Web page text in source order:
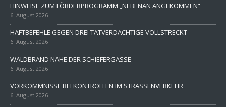
HINWEISE ZUM FÖRDERPROGRAMM „NEBENAN ANGEKOMMEN“
6. August 2026
HAFTBEFEHLE GEGEN DREI TATVERDÄCHTIGE VOLLSTRECKT
6. August 2026
WALDBRAND NAHE DER SCHIEFERGASSE
6. August 2026
VORKOMMNISSE BEI KONTROLLEN IM STRASSENVERKEHR
6. August 2026